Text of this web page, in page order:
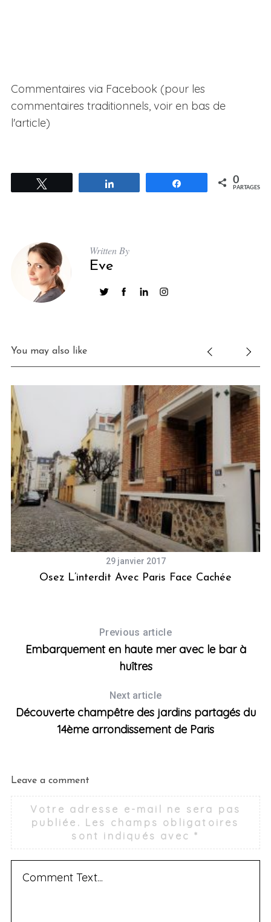
Commentaires via Facebook (pour les
commentaires traditionnels, voir en bas de
l'article)
Partagez 0
PARTAGES
Written By
Eve
You may also like
29 janvier 2017
Osez L’interdit Avec Paris Face Cachée
Previous article
Embarquement en haute mer avec le bar à
huîtres
Next article
Découverte champêtre des jardins partagés du
14ème arrondissement de Paris
Leave a comment
Votre adresse e-mail ne sera pas
publiée. Les champs obligatoires
sont indiqués avec*
e
a
r
c
h